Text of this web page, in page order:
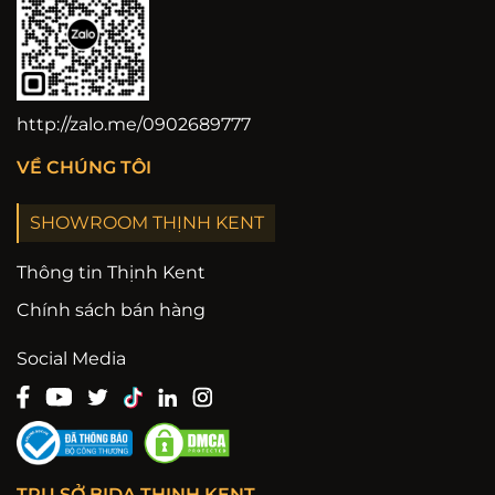
http://zalo.me/0902689777
VỀ CHÚNG TÔI
SHOWROOM THỊNH KENT
Thông tin Thịnh Kent
Chính sách bán hàng
Social Media